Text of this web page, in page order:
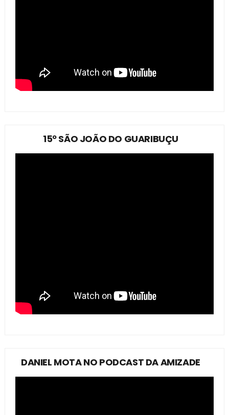
15º SÃO JOÃO DO GUARIBUÇU
DANIEL MOTA NO PODCAST DA AMIZADE